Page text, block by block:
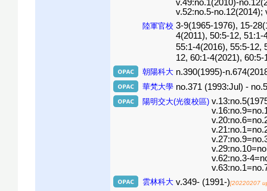
v.49:no.1(2010)-
v.52:no.5-no.12(2014);
陸軍官校 3-9(1965-1976), 15-
4(2011), 50:5-12,
55:1-4(2016), 55:5-12,
12, 60:1-4(2021),
朝陽科大 n.390(1995)-
華梵大學 no.371 (1993:Jul) -
陽明交大(光復校區)
v.62:no.3-
雲林科大 v.349- (1991-)[20220207